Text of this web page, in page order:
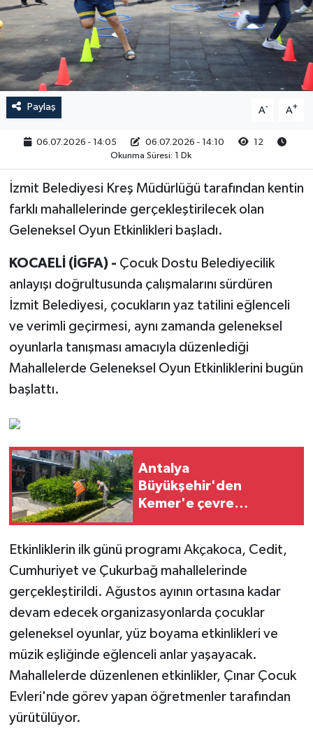
Paylaş A- A+
06.07.2026 - 14:05 06.07.2026 - 14:10
12
Okunma Süresi: 1 Dk
İzmit Belediyesi Kreş Müdürlüğü tarafından kentin
farklı mahallelerinde gerçekleştirilecek olan
Geleneksel Oyun Etkinlikleri başladı.
KOCAELİ (İGFA) - Çocuk Dostu Belediyecilik
anlayışı doğrultusunda çalışmalarını sürdüren
İzmit Belediyesi, çocukların yaz tatilini eğlenceli
ve verimli geçirmesi, aynı zamanda geleneksel
oyunlarla tanışması amacıyla düzenlediği
Mahallelerde Geleneksel Oyun Etkinliklerini bugün
başlattı.
Antalya
Büyükşehir'den
Kemer'e çevre
Etkinliklerin ilk günü programı Akçakoca, Cedit,
Cumhuriyet ve Çukurbağ mahallelerinde
gerçekleştirildi. Ağustos ayının ortasına kadar
devam edecek organizasyonlarda çocuklar
geleneksel oyunlar, yüz boyama etkinlikleri ve
müzik eşliğinde eğlenceli anlar yaşayacak.
Mahallelerde düzenlenen etkinlikler, Çınar Çocuk
Evleri'nde görev yapan öğretmenler tarafından
yürütülüyor.
RESMİ İLAN